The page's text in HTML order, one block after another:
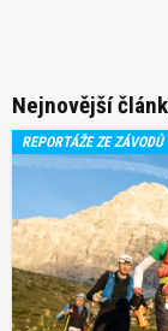
Nejnovější
REPORTÁŽE ZE ZÁVODŮ